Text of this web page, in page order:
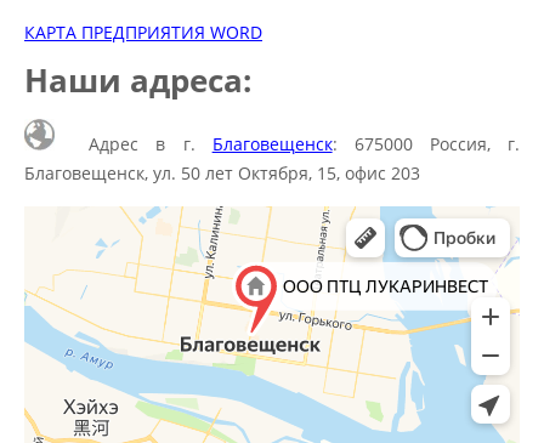
КАРТА ПРЕДПРИЯТИЯ WORD
Наши адреса:
Адрес в г. Благовещенск: 675000 Россия, г.
Благовещенск, ул. 50 лет Октября, 15, офис 203